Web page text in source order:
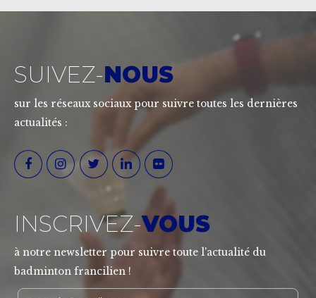
SUIVEZ-NOUS
sur les réseaux sociaux pour suivre toutes les dernières
actualités :
INSCRIVEZ-VOUS
à notre newsletter pour suivre toute l'actualité du
badminton francilien !